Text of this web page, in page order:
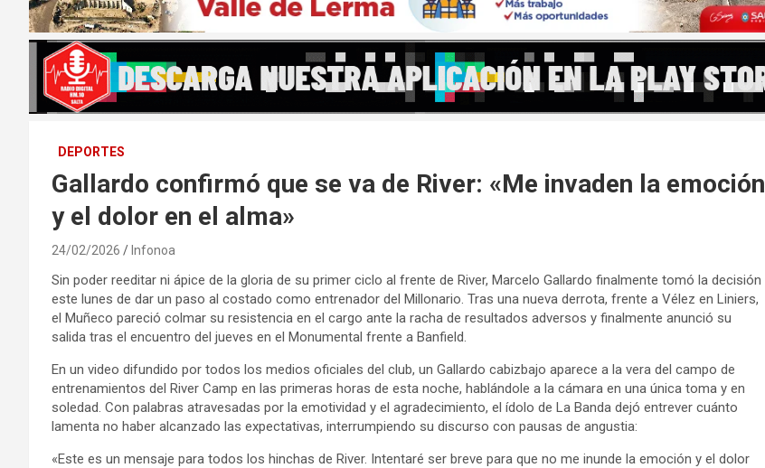
DEPORTES
Gallardo confirmó que se va de River: «Me invaden la emoción
y el dolor en el alma»
24/02/2026 Infonoa
Sin poder reeditar ni ápice de la gloria de su primer ciclo al frente de River, Marcelo Gallardo finalmente tomó la decisión
este lunes de dar un paso al costado como entrenador del Millonario. Tras una nueva derrota, frente a Vélez en Liniers,
el Muñeco pareció colmar su resistencia en el cargo ante la racha de resultados adversos y finalmente anunció su
salida tras el encuentro del jueves en el Monumental frente a Banfield.
En un video difundido por todos los medios oficiales del club, un Gallardo cabizbajo aparece a la vera del campo de
entrenamientos del River Camp en las primeras horas de esta noche, hablándole a la cámara en una única toma y en
soledad. Con palabras atravesadas por la emotividad y el agradecimiento, el ídolo de La Banda dejó entrever cuánto
lamenta no haber alcanzado las expectativas, interrumpiendo su discurso con pausas de angustia:
«Este es un mensaje para todos los hinchas de River. Intentaré ser breve para que no me inunde la emoción y el dolor